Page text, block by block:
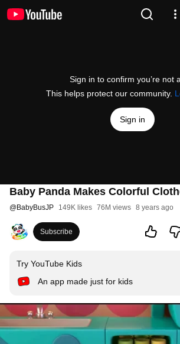
Sign in to confirm you’re not
This helps protect our community.
Sign in
Baby Panda Makes Colorful
@BabyBusJP 149K likes 76M views 8 years ago
Subscribe
Try YouTube Kids
An app made just for kids